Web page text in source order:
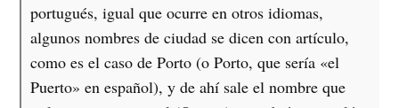
portugués, igual que ocurre en otros idiomas,
algunos nombres de ciudad se dicen con artículo,
como es el caso de Porto (o Porto, que sería «el
Puerto» en español), y de ahí sale el nombre que